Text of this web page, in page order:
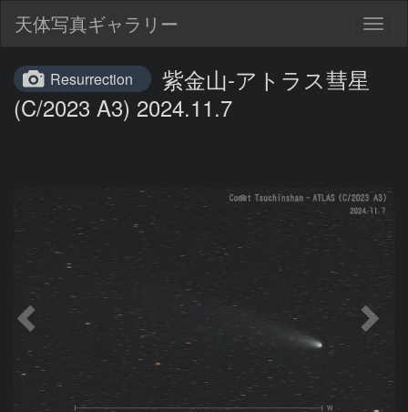
天体写真ギャラリー
Resurrection
紫金山-アトラス彗星
(C/2023 A3) 2024.11.7